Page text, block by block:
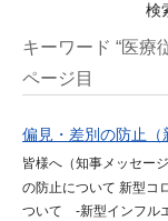
検
キーワード “医療
ページ目
偏見・差別の防止（
皆様へ（知事メッセー
の防止について 新型コ
ついて -新型インフル